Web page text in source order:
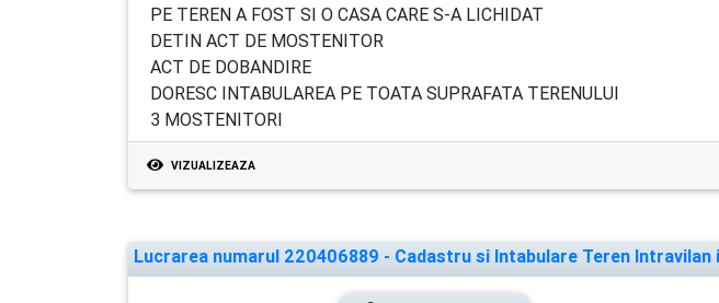
PE TEREN A FOST SI O CASA CARE S-A LICHIDAT
DETIN ACT DE MOSTENITOR
ACT DE DOBANDIRE
DORESC INTABULAREA PE TOATA SUPRAFATA TERENULUI
3 MOSTENITORI
VIZUALIZEAZA
Lucrarea numarul 220406889 - Cadastru si Intabulare Teren